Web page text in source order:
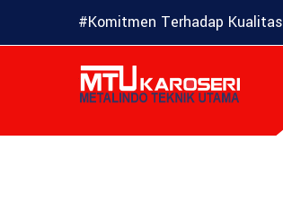
#Komitmen Terhadap Kualitas